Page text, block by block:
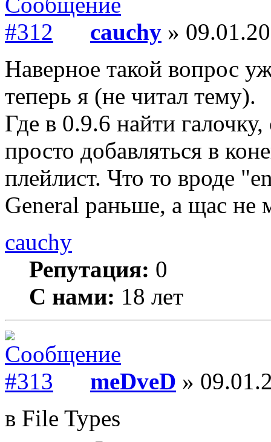
cauchy »
Наверное такой вопрос
теперь я (не читал тему).
Где в 0.9.6 найти
просто добавляться в
плейлист. Что то вроде
General раньше, а щас не
cauchy
Репутация: 0
С нами: 18 лет
meDveD »
в File Types